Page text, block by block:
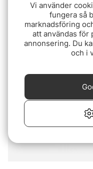
GSI Outdoors Pivot
Spatula
209 kr
Vi använder
fungera så
marknadsföring
att användas för
annonsering. Du
och i